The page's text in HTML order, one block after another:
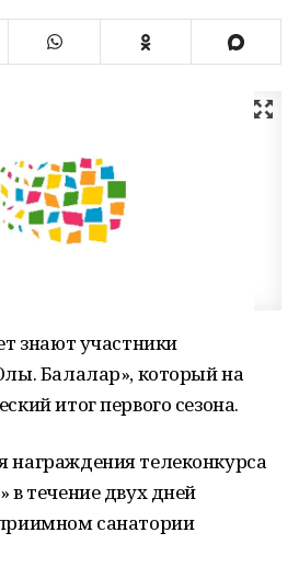
знают участники
Балалар», который на
итог первого сезона.
телеконкурса
в течение двух дней
санатории